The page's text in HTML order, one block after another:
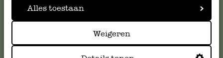
Alles toestaan
Weigeren
klantenservice. Of bekijk hier het antwoord op de
klantenservice@dille-kamille.com